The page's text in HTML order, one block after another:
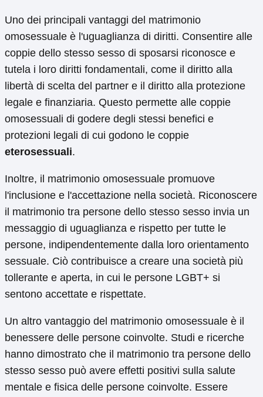
Uno dei principali vantaggi del matrimonio
omosessuale è l'uguaglianza di diritti. Consentire alle
coppie dello stesso sesso di sposarsi riconosce e
tutela i loro diritti fondamentali, come il diritto alla
libertà di scelta del partner e il diritto alla protezione
legale e finanziaria. Questo permette alle coppie
omosessuali di godere degli stessi benefici e
protezioni legali di cui godono le coppie
eterosessuali.
Inoltre, il matrimonio omosessuale promuove
l'inclusione e l'accettazione nella società. Riconoscere
il matrimonio tra persone dello stesso sesso invia un
messaggio di uguaglianza e rispetto per tutte le
persone, indipendentemente dalla loro orientamento
sessuale. Ciò contribuisce a creare una società più
tollerante e aperta, in cui le persone LGBT+ si
sentono accettate e rispettate.
Un altro vantaggio del matrimonio omosessuale è il
benessere delle persone coinvolte. Studi e ricerche
hanno dimostrato che il matrimonio tra persone dello
stesso sesso può avere effetti positivi sulla salute
mentale e fisica delle persone coinvolte. Essere